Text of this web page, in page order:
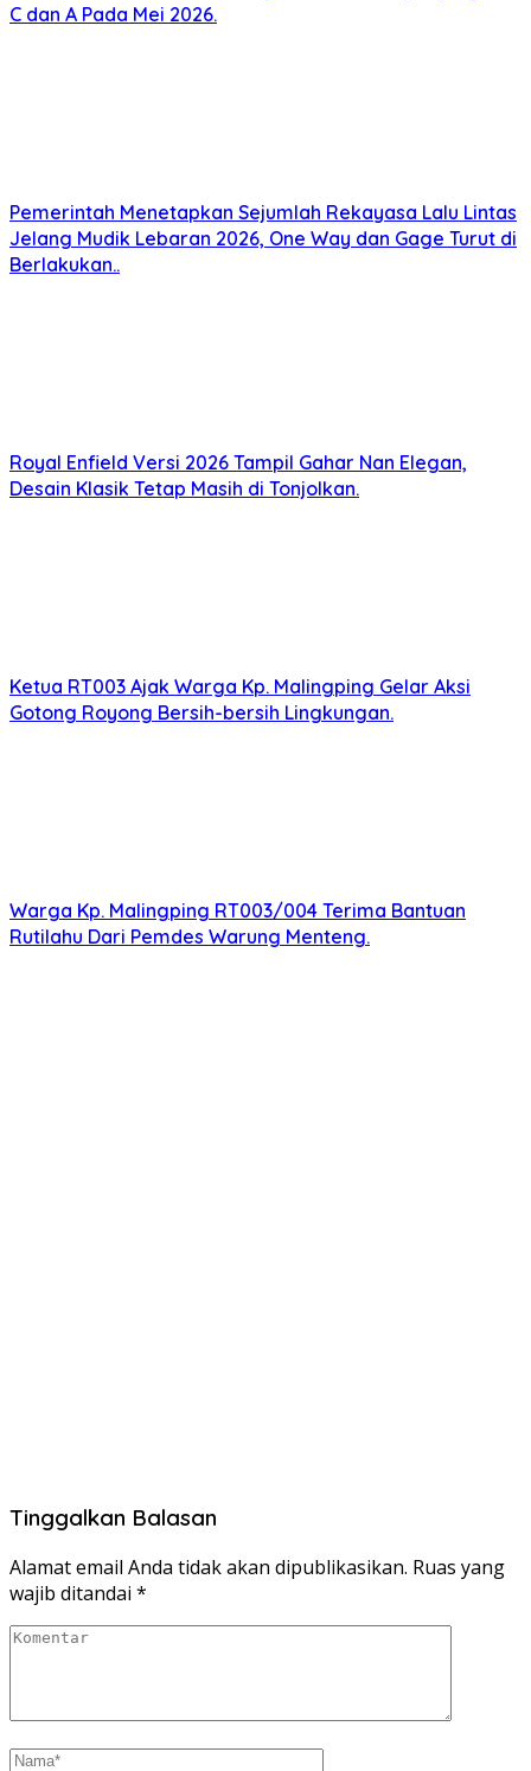
C dan A Pada Mei 2026.
Pemerintah Menetapkan Sejumlah Rekayasa Lalu Lintas
Jelang Mudik Lebaran 2026, One Way dan Gage Turut di
Berlakukan..
Royal Enfield Versi 2026 Tampil Gahar Nan Elegan,
Desain Klasik Tetap Masih di Tonjolkan.
Ketua RT003 Ajak Warga Kp. Malingping Gelar Aksi
Gotong Royong Bersih-bersih Lingkungan.
Warga Kp. Malingping RT003/004 Terima Bantuan
Rutilahu Dari Pemdes Warung Menteng.
Tinggalkan Balasan
Alamat email Anda tidak akan dipublikasikan. Ruas yang
wajib ditandai *